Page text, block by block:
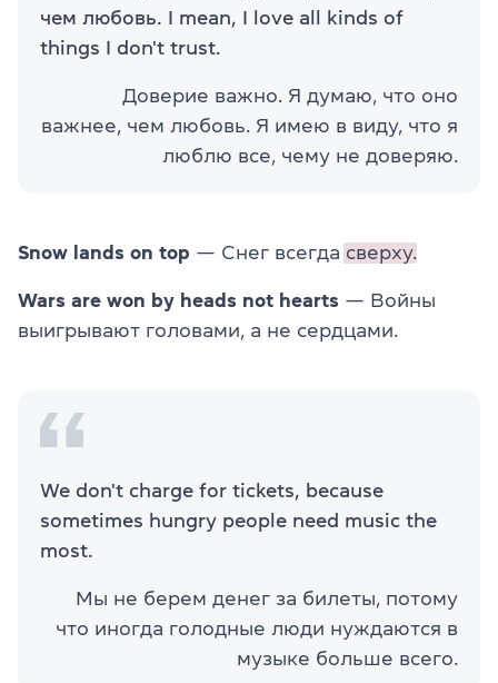
чем любовь. I mean, I love all kinds of
things I don't trust.
Доверие важно. Я думаю, что оно
важнее, чем любовь. Я имею в виду, что я
люблю все, чему не доверяю.
Snow lands on top — Снег всегда сверху.
Wars are won by heads not hearts — Войны
выигрывают головами, а не сердцами.
We don't charge for tickets, because
sometimes hungry people need music the
most.
Мы не берем денег за билеты, потому
что иногда голодные люди нуждаются в
музыке больше всего.